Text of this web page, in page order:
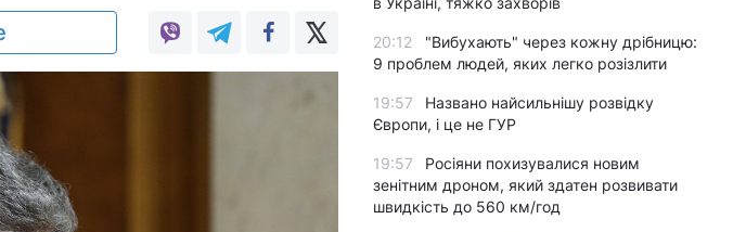
20:12
"Вибухають" через кожну дрібницю:
9 проблем людей, яких легко розізлити
19:57
Названо найсильнішу розвідку
Європи, і це не ГУР
19:57
Росіяни похизувалися новим
зенітним дроном, який здатен розвивати
швидкість до 560 км/год